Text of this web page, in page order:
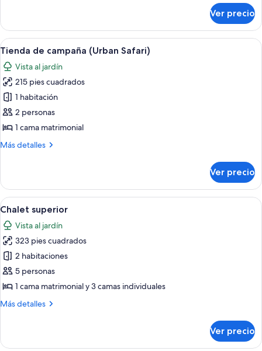
Ver precio
Abrir
todas
las
fotos
de
Tienda
de
(Urban
Un dormitorio con una cama
5
Tienda de campaña (Urban Safari)
Vista al jardín
215 pies cuadrados
1 habitación
2 personas
1 cama matrimonial
Más detalles
Más
de
campaña
(Urban
Safari)
Ver precio
Abrir
todas
las
fotos
de
Chalet
superior
Una habitación de hotel moderna
7
Chalet superior
Vista al jardín
323 pies cuadrados
2 habitaciones
5 personas
1 cama matrimonial y 3 camas individuales
Más detalles
Más
superior
Ver precio